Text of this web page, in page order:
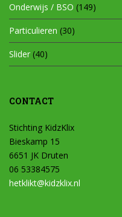
Onderwijs / BSO (149)
Particulieren (30)
Slider (40)
CONTACT
Stichting KidzKlix
Bieskamp 15
6651 JK Druten
06 53384575
hetklikt@kidzklix.nl